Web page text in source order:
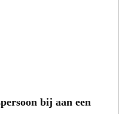
bij aan een